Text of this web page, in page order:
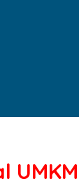
UMKM